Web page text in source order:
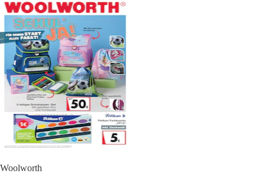
Woolworth